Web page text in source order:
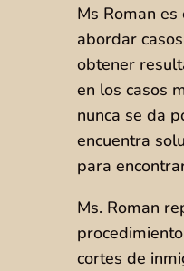
Ms Roman
abordar
obtener
en los casos
nunca se da
encuentra
para
Ms. Roman
cortes de